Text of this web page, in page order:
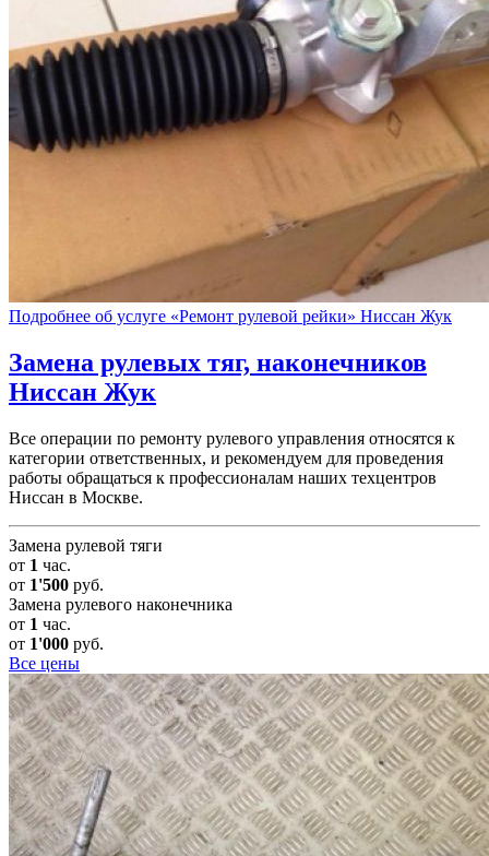
Подробнее об услуге «Ремонт рулевой рейки» Ниссан Жук
Замена рулевых тяг, наконечников
Ниссан Жук
Все операции по ремонту рулевого управления относятся к
категории ответственных, и рекомендуем для проведения
работы обращаться к профессионалам наших техцентров
Ниссан в Москве.
Замена рулевой тяги
от 1 час.
от 1'500 руб.
Замена рулевого наконечника
от 1 час.
от 1'000 руб.
Все цены